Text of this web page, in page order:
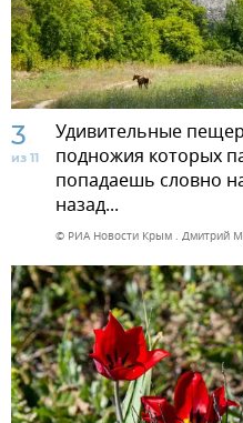
3
из 11
Удивительные
подножия которых
попадаешь словно
назад...
© РИА Новости Крым . Дмитрий